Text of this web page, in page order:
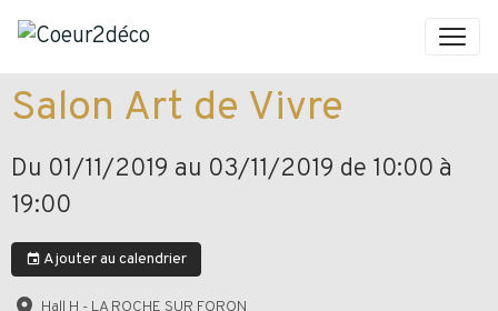
Salon Art de Vivre
Du 01/11/2019 au 03/11/2019 de 10:00 à
19:00
Ajouter au calendrier
Hall H - LA ROCHE SUR FORON